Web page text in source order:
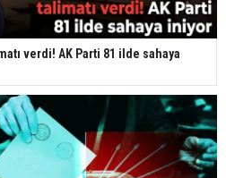
verdi! AK Parti 81 ilde sahaya